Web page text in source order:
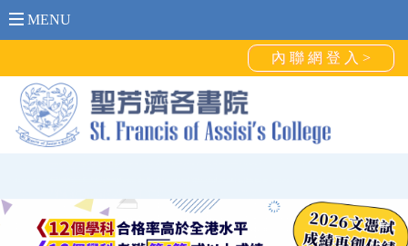
MENU
內 聯 網 登 入 >